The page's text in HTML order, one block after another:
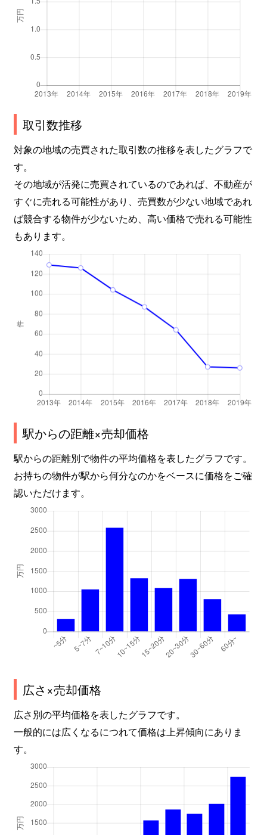
取引数推移
対象の地域の売買された取引数の推移を表したグラフで
す。
その地域が活発に売買されているのであれば、不動産が
すぐに売れる可能性があり、売買数が少ない地域であれ
ば競合する物件が少ないため、高い価格で売れる可能性
もあります。
駅からの距離×売却価格
駅からの距離別で物件の平均価格を表したグラフです。
お持ちの物件が駅から何分なのかをベースに価格をご確
認いただけます。
広さ×売却価格
広さ別の平均価格を表したグラフです。
一般的には広くなるにつれて価格は上昇傾向にありま
す。